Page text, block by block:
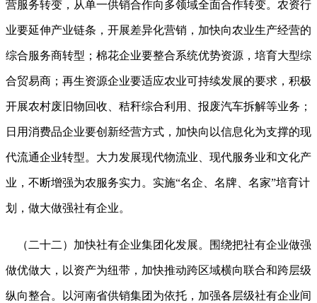
营服务转变，从单一供销合作向多领域全面合作转变。农资行
业要延伸产业链条，开展差异化营销，加快向农业生产经营的
综合服务商转型；棉花企业要整合系统优势资源，培育大型综
合贸易商；再生资源企业要适应农业可持续发展的要求，积极
开展农村废旧物回收、秸秆综合利用、报废汽车拆解等业务；
日用消费品企业要创新经营方式，加快向以信息化为支撑的现
代流通企业转型。大力发展现代物流业、现代服务业和文化产
业，不断增强为农服务实力。实施“名企、名牌、名家”培育计
划，做大做强社有企业。
（二十二）加快社有企业集团化发展。围绕把社有企业做强
做优做大，以资产为纽带，加快推动跨区域横向联合和跨层级
纵向整合。以河南省供销集团为依托，加强各层级社有企业间